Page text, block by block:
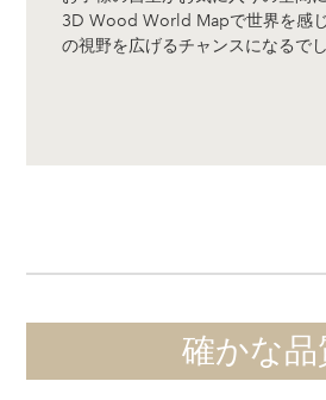
3D Wood World Mapで世界を感
の視野を広げるチャンスになるでし
確かな品